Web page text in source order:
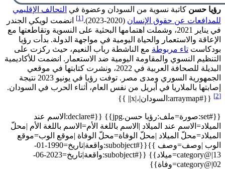
رؤيا حسن كاتبة نسوية من السودان وعضوة في التحالف الإقليمي
للمدافعات عن حقوق الإنسان (2020-2023).
[1]
انضمت لويكي الجندر
في يناير 2021، وشملت اهتمامها البحثية على النسوية وتقاطعتها مع
الإعاقة والاستعمار والحياة اليومية في مواجهة الدولة. بدأت رؤيا
بودكاست تاء مربوطة مع الناشطة رباب النعيم، حيث ركزت على
التنظيم النسوي والمقاومة اليومية ضد الاستعمار. انضمت للأكاديمية
البديلة للصحافة العربية في 2022، ونشرت كتابتها في موقعي
الجمهورية السوري ومدى مصر. توفت رؤيا في يونيو 2023 نتيجة
إصابتها بالملاريا في أبريل من نفس العام، أثناء الحرب في السودان.
[2] {{#arraymap:السودان|،|x|| }}
{{#set:صورة=ملف:رؤيا حسن.jpg}} {{#declare:الاسم عند
الميلاد=الاسم عند الميلاد |الاسم باللغة الأم=الاسم باللغة الأم |محلّ
الميلاد=محلّ الميلاد |محلّ الوفاة=محلّ الوفاة |موقع الوب=موقع
الوب |وصف=وصف }}{{#subobject:واقعة|تاريخ=1990-01-
13|@category=ميلاد}} {{#subobject:واقعة|تاريخ=2023-06-
02|@category=وفاة}}